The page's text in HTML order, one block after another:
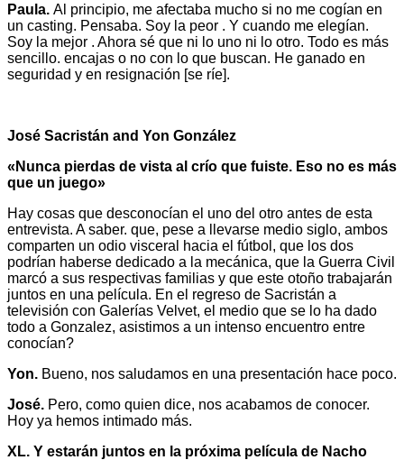
Paula. Al principio, me afectaba mucho si no me cogían en
un casting. Pensaba. Soy la peor . Y cuando me elegían.
Soy la mejor . Ahora sé que ni lo uno ni lo otro. Todo es más
sencillo. encajas o no con lo que buscan. He ganado en
seguridad y en resignación [se ríe].
José Sacristán and Yon González
«Nunca pierdas de vista al crío que fuiste. Eso no es más
que un juego»
Hay cosas que desconocían el uno del otro antes de esta
entrevista. A saber. que, pese a llevarse medio siglo, ambos
comparten un odio visceral hacia el fútbol, que los dos
podrían haberse dedicado a la mecánica, que la Guerra Civil
marcó a sus respectivas familias y que este otoño trabajarán
juntos en una película. En el regreso de Sacristán a
televisión con Galerías Velvet, el medio que se lo ha dado
todo a Gonzalez, asistimos a un intenso encuentro entre
conocían?
Yon. Bueno, nos saludamos en una presentación hace poco.
José. Pero, como quien dice, nos acabamos de conocer.
Hoy ya hemos intimado más.
XL. Y estarán juntos en la próxima película de Nacho